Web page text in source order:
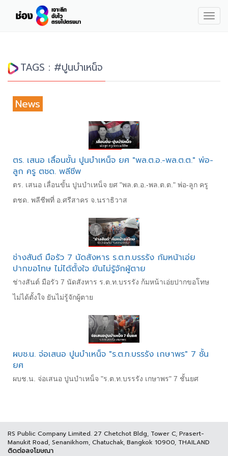
TAGS : #ปูนบำเหน็จ
News
ตร. เสนอ เลื่อนขั้น ปูนบำเหน็จ ยศ "พล.ต.อ.-พล.ต.ต." พ่อ-
ลูก ครู ตชด. พลีชีพ
ตร. เสนอ เลื่อนขั้น ปูนบำเหน็จ ยศ "พล.ต.อ.-พล.ต.ต." พ่อ-ลูก ครู
ตชด. พลีชีพที่ อ.ศรีสาคร จ.นราธิวาส
ช่างสันต์ มือรัว 7 นัดสังหาร ร.ต.ท.บรรรัง ก้มหน้าเอ่ย
ปากขอโทษ ไม่ได้ตั้งใจ ยันไม่รู้จักผู้ตาย
ช่างสันต์ มือรัว 7 นัดสังหาร ร.ต.ท.บรรรัง ก้มหน้าเอ่ยปากขอโทษ
ไม่ได้ตั้งใจ ยันไม่รู้จักผู้ตาย
ผบช.น. จ่อเสนอ ปูนบำเหน็จ "ร.ต.ท.บรรรัง เกษาพร" 7 ชั้น
ยศ
ผบช.น. จ่อเสนอ ปูนบำเหน็จ "ร.ต.ท.บรรรัง เกษาพร" 7 ชั้นยศ
RS Public Company Limited. 27 Chetchot Bldg, Tower C, Prasert-
Manukit Road, Senanikhom, Chatuchak, Bangkok 10900, THAILAND
ติดต่อลงโฆษณา